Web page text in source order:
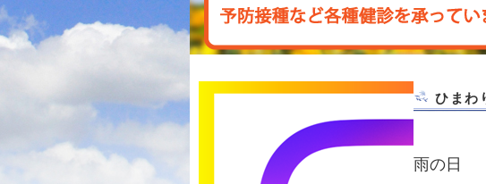
ひまわ
雨の日